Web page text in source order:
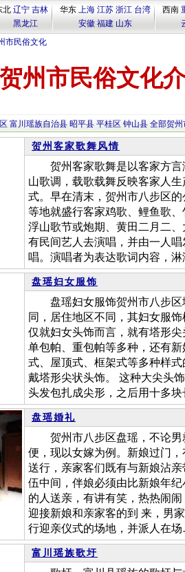
北 辽宁 吉林
黑龙江
华东 上海 江苏 浙江 台湾
安徽 福建 山东
西南
市民俗文化
贺州市民俗文化
富川瑶族自治县 昭平县 平桂区 钟山县 全部贺州
贺州客家歌舞风情
贺州客家歌舞是以客家方言
山歌调，载歌载舞反映客家人
式。早在清末，贺州市八步区
等地就盛行客家鸡歌、鲤鱼歌
浮山歌节或炮期、黄田二月二
有民间艺人去演唱，并由一人
唱。演唱者为表达歌词内容，
盘瑶妇女服饰
盘瑶妇女服饰贺州市八步区
同，居住地区不同，其妇女服
仅就妇女头饰而言，就有塔形
单包帕、重包帕等多种，还有
式、屋顶式、框架式等多种样
戴塔形尖状头饰。 这种大尖头
头发包扎成尖形，之后用十多
盘瑶婚礼
贺州市八步区盘瑶，不论男
便，现以女嫁为例。新娘过门
送行，亲家客们既有与新娘沾
伍中间，伴娘必须由比新娘年
的人送亲，有讲有笑，热热闹
迎接新娘和亲家客的到 来，男
行迎亲仪式的场地，并派人在
富川瑶族歌圩